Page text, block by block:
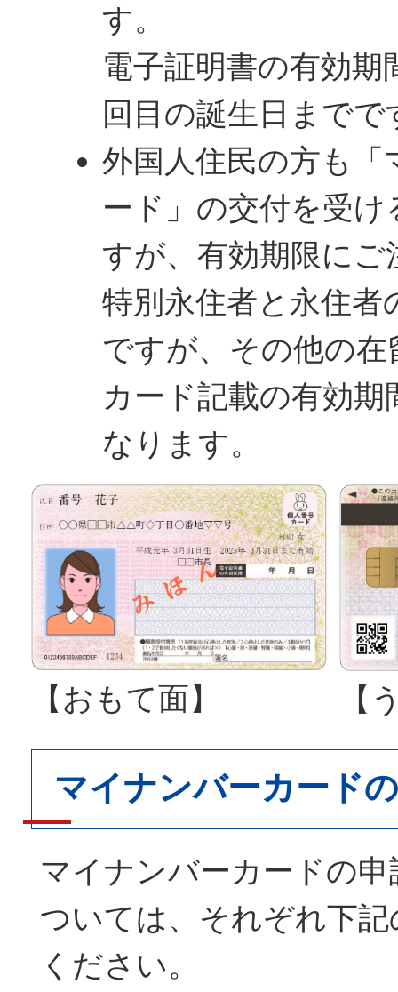
す。
電子証明書の有効期
回目の誕生日までで
外国人住民の方も「
ード」の交付を受
すが、有効期限にご
特別永住者と永住者
ですが、その他の在
カード記載の有効期
なります。
【おもて面】 【
マイナンバーカード
マイナンバーカードの
ついては、それぞれ下
ください。